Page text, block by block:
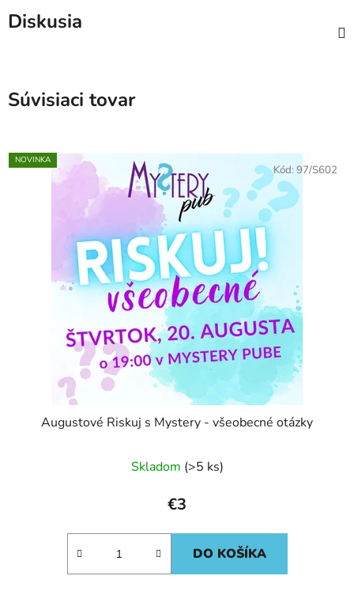
Diskusia
Súvisiaci tovar
NOVINKA
Augustové Riskuj s Mystery - všeobecné otázky
Skladom (>5 ks)
€3
DO KOŠÍKA
Kód: 97/S602